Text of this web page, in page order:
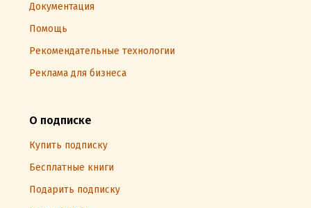
Документация
Помощь
Рекомендательные технологии
Реклама для бизнеса
О подписке
Купить подписку
Бесплатные книги
Подарить подписку